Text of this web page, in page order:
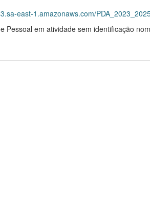
PDA_2023_2025/Grupos_de_dados/
Pessoal em atividade sem identificação